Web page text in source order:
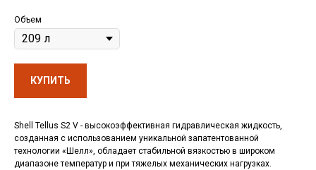
Объем
КУПИТЬ
Shell Tellus S2 V - высокоэффективная гидравлическая жидкость,
созданная с использованием уникальной запатентованной
технологии «Шелл», обладает стабильной вязкостью в широком
диапазоне температур и при тяжелых механических нагрузках.